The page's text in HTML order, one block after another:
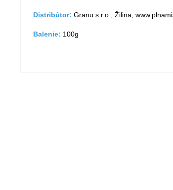
Distribútor: Granu s.r.o., Žilina,
Balenie: 100g